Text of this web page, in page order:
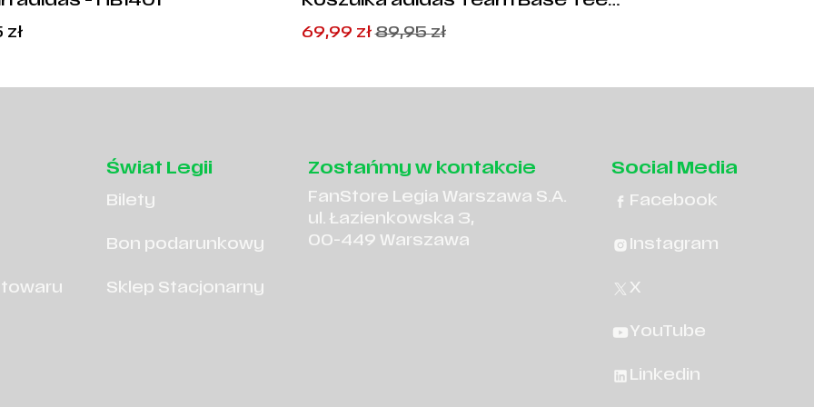
zł
Pierwotna
Aktualna
69,99 zł 89,95zł
Świat Legii
Bilety
Bon podarunkowy
Sklep Stacjonarny
Zostańmy w kontakcie
FanStore Legia Warszawa S.A.
ul. Łazienkowska 3,
00-449 Warszawa
Social Media
Facebook
Instagram
X
YouTube
Linkedin